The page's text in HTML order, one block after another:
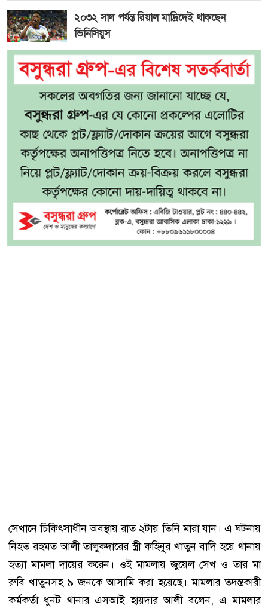
২০৩২ সাল পর্যন্ত রিয়াল মাদ্রিদেই থাকছেন
ভিনিসিয়ুস
সেখানে চিকিৎসাধীন অবস্থায় রাত ২টায় তিনি মারা যান। এ ঘটনায়
নিহত রহমত আলী তালুকদারের স্ত্রী কহিনুর খাতুন বাদি হয়ে থানায়
হত্যা মামলা দায়ের করেন। ওই মামলায় জুয়েল সেখ ও তার মা
রুবি খাতুনসহ ৯ জনকে আসামি করা হয়েছে। মামলার তদন্তকারী
কর্মকর্তা ধুনট থানার এসআই হায়দার আলী বলেন, এ মামলার